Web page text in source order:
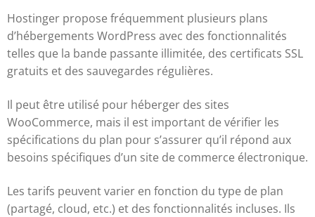
Hostinger propose fréquemment plusieurs plans
d’hébergements WordPress avec des fonctionnalités
telles que la bande passante illimitée, des certificats SSL
gratuits et des sauvegardes régulières.
Il peut être utilisé pour héberger des sites
WooCommerce, mais il est important de vérifier les
spécifications du plan pour s’assurer qu’il répond aux
besoins spécifiques d’un site de commerce électronique.
Les tarifs peuvent varier en fonction du type de plan
(partagé, cloud, etc.) et des fonctionnalités incluses. Ils